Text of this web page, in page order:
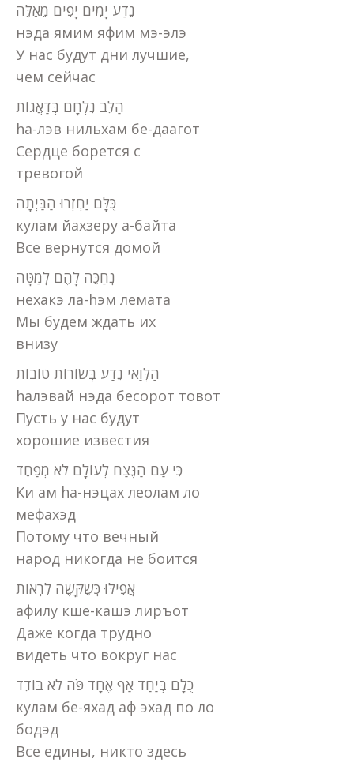
נֵדַע יָמִים יָפִים מֵאֵלֶּה
нэда ямим яфим мэ-элэ
У нас будут дни лучшие,
чем сейчас
הַלֵּב נִלְחָם בְּדַאֲגוֹת
hа-лэв нильхам бе-даагот
Сердце борется с
тревогой
כֻּלָּם יַחְזְרוּ הַבַּיְתָה
кулам йахзеру а-байта
Все вернутся домой
נְחַכֶּה לָהֶם לְמַטָּה
нехакэ ла-hэм лемата
Мы будем ждать их
внизу
הַלְּוַאי נֵדַע בְּשׂוֹרוֹת טוֹבוֹת
haлэвай нэда бесорот товот
Пусть у нас будут
хорошие известия
כִּי עַם הַנֶּצַח לְעוֹלָם לֹא מְפַחֵד
Ки ам hа-нэцах леолам ло
мефахэд
Потому что вечный
народ никогда не боится
אֲפִילּוּ כְּשֶׁקָּשֶׁה לִרְאוֹת
афилу кше-кашэ лиръот
Даже когда трудно
видеть что вокруг нас
כֻּלָּם בְּיַחַד אַף אֶחָד פֹּה לֹא בּוֹדֵד
кулам бе-яхад аф эхад по ло
бодэд
Все едины, никто здесь